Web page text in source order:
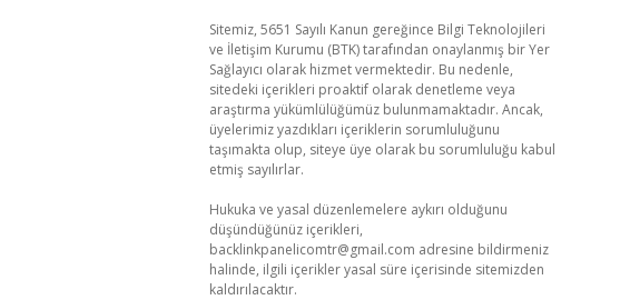
Sitemiz, 5651 Sayılı Kanun gereğince Bilgi Teknolojileri
ve İletişim Kurumu (BTK) tarafından onaylanmış bir Yer
Sağlayıcı olarak hizmet vermektedir. Bu nedenle,
sitedeki içerikleri proaktif olarak denetleme veya
araştırma yükümlülüğümüz bulunmamaktadır. Ancak,
üyelerimiz yazdıkları içeriklerin sorumluluğunu
taşımakta olup, siteye üye olarak bu sorumluluğu kabul
etmiş sayılırlar.
Hukuka ve yasal düzenlemelere aykırı olduğunu
düşündüğünüz içerikleri,
backlinkpanelicomtr@gmail.com adresine bildirmeniz
halinde, ilgili içerikler yasal süre içerisinde sitemizden
kaldırılacaktır.